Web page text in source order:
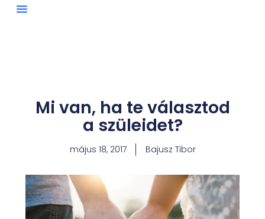
Mi van, ha te választod
a szüleidet?
május 18, 2017 Bajusz Tibor